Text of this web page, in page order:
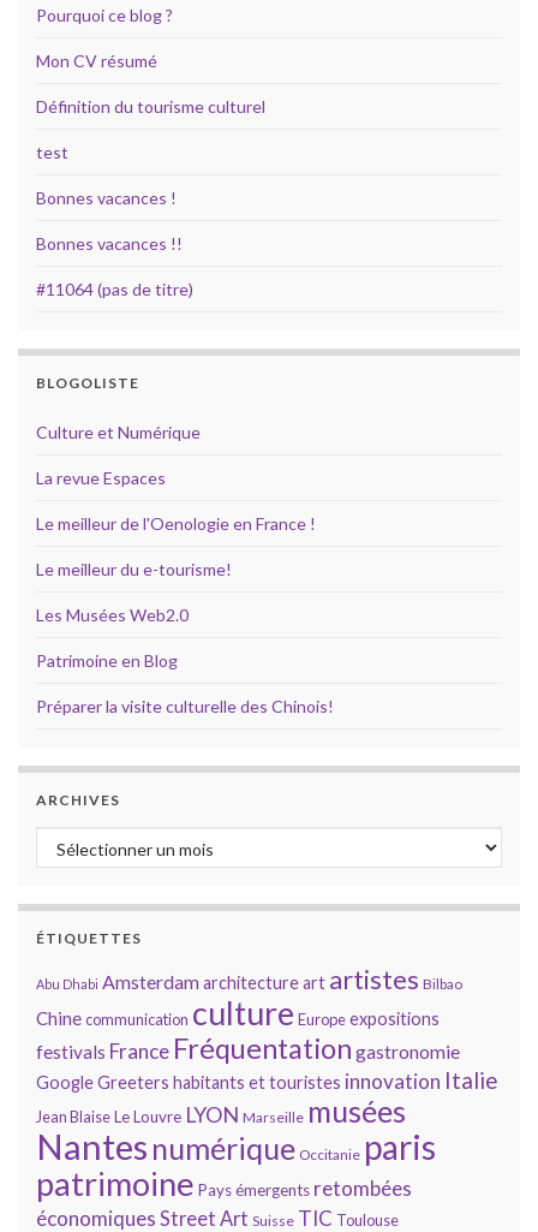
Pourquoi ce blog ?
Mon CV résumé
Définition du tourisme culturel
test
Bonnes vacances !
Bonnes vacances !!
#11064 (pas de titre)
BLOGOLISTE
Culture et Numérique
La revue Espaces
Le meilleur de l'Oenologie en France !
Le meilleur du e-tourisme!
Les Musées Web2.0
Patrimoine en Blog
Préparer la visite culturelle des Chinois!
ARCHIVES
Archives
ÉTIQUETTES
Abu Dhabi Amsterdamarchitectureart artistes Bilbao
Chinecommunication culture Europeexpositions
festivals France Fréquentation gastronomie
GoogleGreeters habitants et touristes innovation Italie
Jean BlaiseLe Louvre LYON Marseille musées
Nantes numérique Occitanie paris
patrimoine Pays émergents retombées
économiques Street Art Suisse TIC Toulouse